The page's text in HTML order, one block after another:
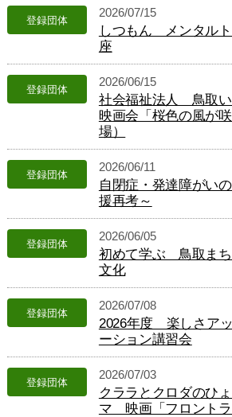
テ
ツ
ジ
ド
ビ
ー
シ
ン
フ
ッ
ー
登録団体
2026/07/15
しつもん メンタル
座
登録団体
2026/06/15
社会福祉法人 鳥取
映画会「桜色の風が
場）
登録団体
2026/06/11
自閉症・発達障がい
援再考～
登録団体
2026/06/05
初めて学ぶ 鳥取まち
文化
登録団体
2026/07/08
2026年度 楽しさア
ーション講習会
登録団体
2026/07/03
クララとクロダのひ
マ 映画「フロント